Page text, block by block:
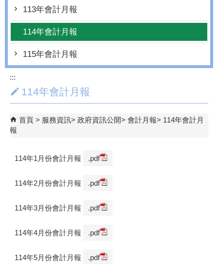
113年會計月報
114年會計月報
115年會計月報
:::
114年會計月報
首頁 服務資訊 政府資訊公開 會計月報
114年會計月
報
114年1月份會計月報 .pdf
114年2月份會計月報 .pdf
114年3月份會計月報 .pdf
114年4月份會計月報 .pdf
114年5月份會計月報 .pdf